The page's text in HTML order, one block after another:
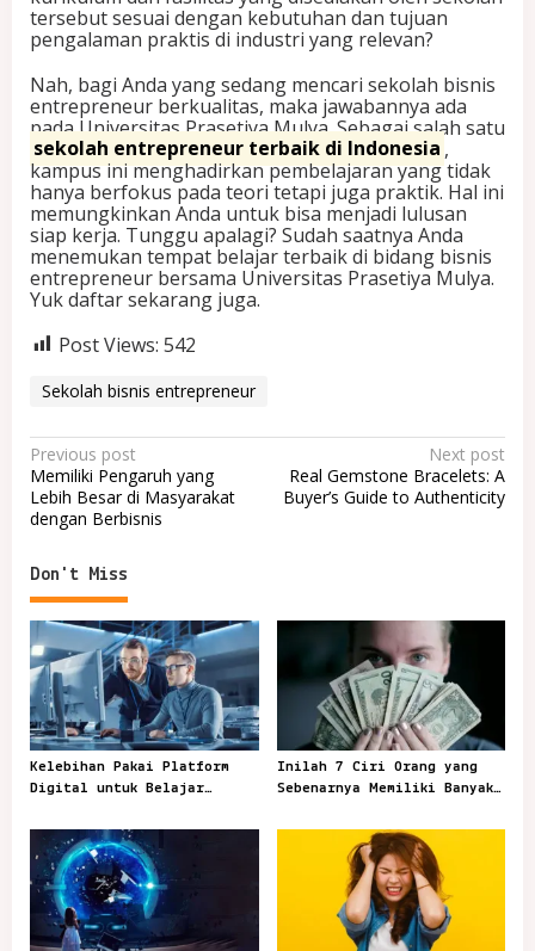
tersebut sesuai dengan kebutuhan dan tujuan
pengalaman praktis di industri yang relevan?
Nah, bagi Anda yang sedang mencari sekolah bisnis
entrepreneur berkualitas, maka jawabannya ada
pada Universitas Prasetiya Mulya. Sebagai salah satu
sekolah entrepreneur terbaik di Indonesia ,
kampus ini menghadirkan pembelajaran yang tidak
hanya berfokus pada teori tetapi juga praktik. Hal ini
memungkinkan Anda untuk bisa menjadi lulusan
siap kerja. Tunggu apalagi? Sudah saatnya Anda
menemukan tempat belajar terbaik di bidang bisnis
entrepreneur bersama Universitas Prasetiya Mulya.
Yuk daftar sekarang juga.
Post Views: 542
Sekolah bisnis entrepreneur
P
o
s
t
n
a
v
i
g
a
t
i
o
n
Previous post
Memiliki Pengaruh yang
Lebih Besar di Masyarakat
dengan Berbisnis
Next post
Real Gemstone Bracelets: A
Buyer’s Guide to Authenticity
Don't Miss
Kelebihan Pakai Platform
Digital untuk Belajar
Inilah 7 Ciri Orang yang
Sebenarnya Memiliki Banyak